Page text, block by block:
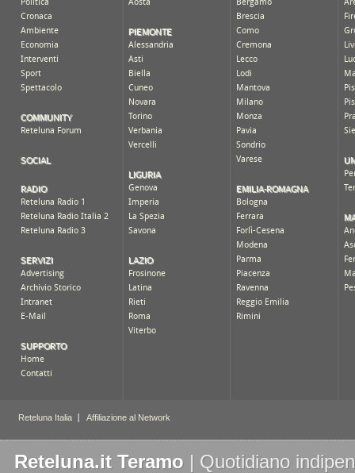
Reteluna.it Teramo | Quotidiano